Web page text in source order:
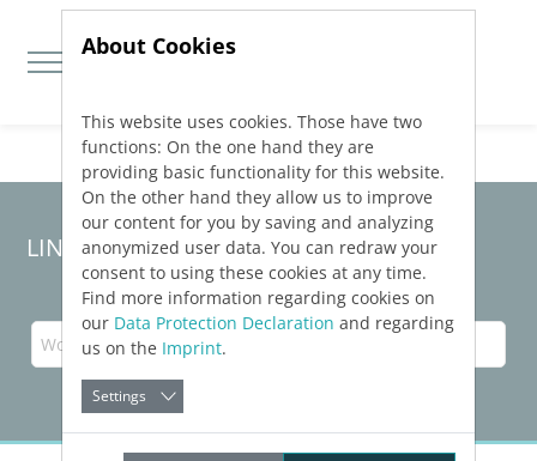
Jump directly to main navigation
Jump directly to content
LINEAR Solutions26für Revit
About Cookies
This website uses cookies. Those have two
functions: On the one hand they are
providing basic functionality for this website.
On the other hand they allow us to improve
our content for you by saving and analyzing
anonymized user data. You can redraw your
consent to using these cookies at any time.
Find more information regarding cookies on
our Data Protection Declaration and regarding
us on the Imprint.
Settings